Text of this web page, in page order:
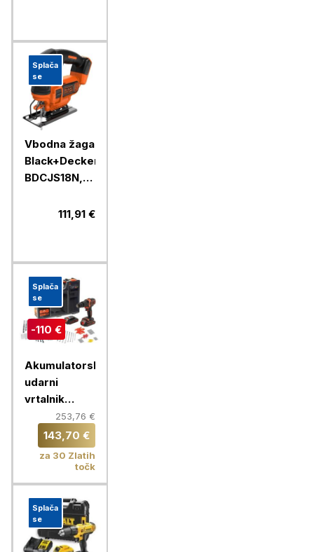
rezalni diski
Splača
se
Vbodna žaga
Black+Decker
BDCJS18N,
111,91 €
Splača
se
-110 €
Akumulatorski
udarni
vrtalnik
Black+Decker,
18 V, 2x 1,5
Ah
253,76 €
143,70 €
za 30 Zlatih
točk
Splača
se